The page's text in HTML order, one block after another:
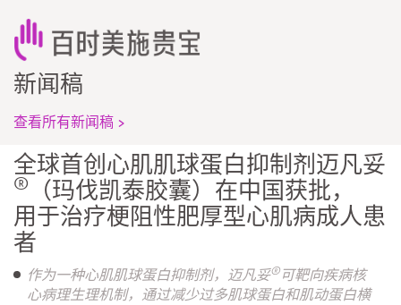
新闻稿
查看所有新闻稿 >
全球首创心肌肌球蛋白抑制剂迈凡妥
®
（玛伐凯泰胶囊）在中国获批，
用于治疗梗阻性肥厚型心肌病成人患
者
作为一种心肌肌球蛋白抑制剂，迈凡妥® 可靶向疾病核
心病理生理机制，通过减少过多肌球蛋白和肌动蛋白横